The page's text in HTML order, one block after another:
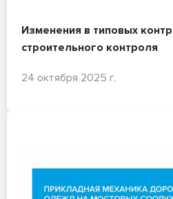
Изменения в типовых
строительного контроля
24 октября 2025 г.